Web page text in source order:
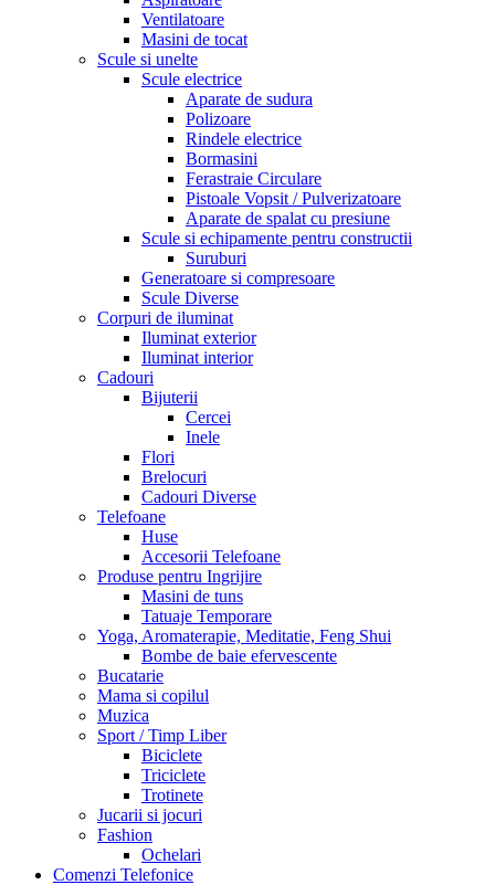
Ventilatoare
Masini de tocat
Scule si unelte
Scule electrice
Aparate de sudura
Polizoare
Rindele electrice
Bormasini
Ferastraie Circulare
Pistoale Vopsit / Pulverizatoare
Aparate de spalat cu presiune
Scule si echipamente pentru constructii
Suruburi
Generatoare si compresoare
Scule Diverse
Corpuri de iluminat
Iluminat exterior
Iluminat interior
Cadouri
Bijuterii
Cercei
Inele
Flori
Brelocuri
Cadouri Diverse
Telefoane
Huse
Accesorii Telefoane
Produse pentru Ingrijire
Masini de tuns
Tatuaje Temporare
Yoga, Aromaterapie, Meditatie, Feng Shui
Bombe de baie efervescente
Bucatarie
Mama si copilul
Muzica
Sport / Timp Liber
Biciclete
Triciclete
Trotinete
Jucarii si jocuri
Fashion
Ochelari
Comenzi Telefonice